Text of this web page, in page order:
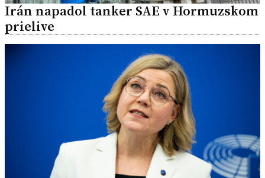
Irán napadol tanker SAE v Hormuzskom
prielive